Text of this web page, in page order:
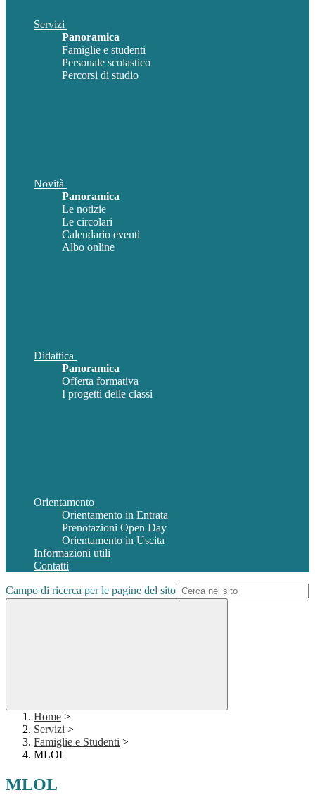
Servizi
Panoramica
Famiglie e studenti
Personale scolastico
Percorsi di studio
Novità
Panoramica
Le notizie
Le circolari
Calendario eventi
Albo online
Didattica
Panoramica
Offerta formativa
I progetti delle classi
Orientamento
Orientamento in Entrata
Prenotazioni Open Day
Orientamento in Uscita
Informazioni utili
Contatti
Campo di ricerca per le pagine del sito
Home >
Servizi >
Famiglie e Studenti >
MLOL
MLOL